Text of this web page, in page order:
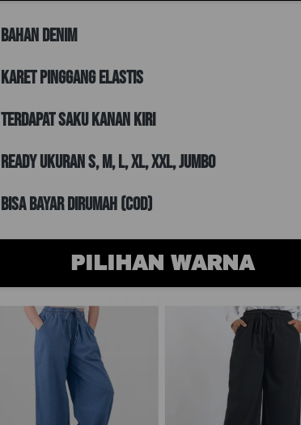
Bahan Denim
Karet Pinggang ELASTIS
TERDAPAT SAKU KANAN KIRI
Ready Ukuran S, M, L, XL, XXL, JUMBO
Bisa Bayar Dirumah (COD)
PILIHAN WARNA